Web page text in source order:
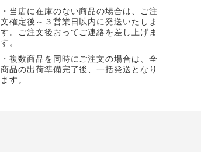
・当店に在庫のない商品の場合は、ご注
文確定後～３営業日以内に発送いたしま
す。ご注文後おってご連絡を差し上げま
す。
・複数商品を同時にご注文の場合は、全
商品の出荷準備完了後、一括発送となり
ます。